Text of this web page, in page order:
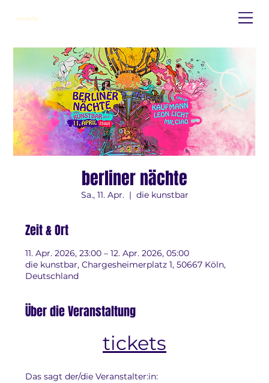
die kunstbar
berliner nächte
Sa., 11. Apr.
  |
die kunstbar
Zeit & Ort
11. Apr. 2026, 23:00 – 12. Apr. 2026, 05:00
die kunstbar, Chargesheimerplatz 1, 50667 Köln,
Deutschland
Über die Veranstaltung
tickets
Das sagt der/die Veranstalter:in: